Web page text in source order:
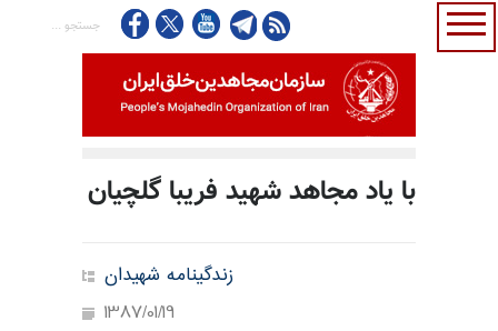
با یاد مجاهد شهید فریبا گلچیان
زندگینامه شهیدان
1387/01/19